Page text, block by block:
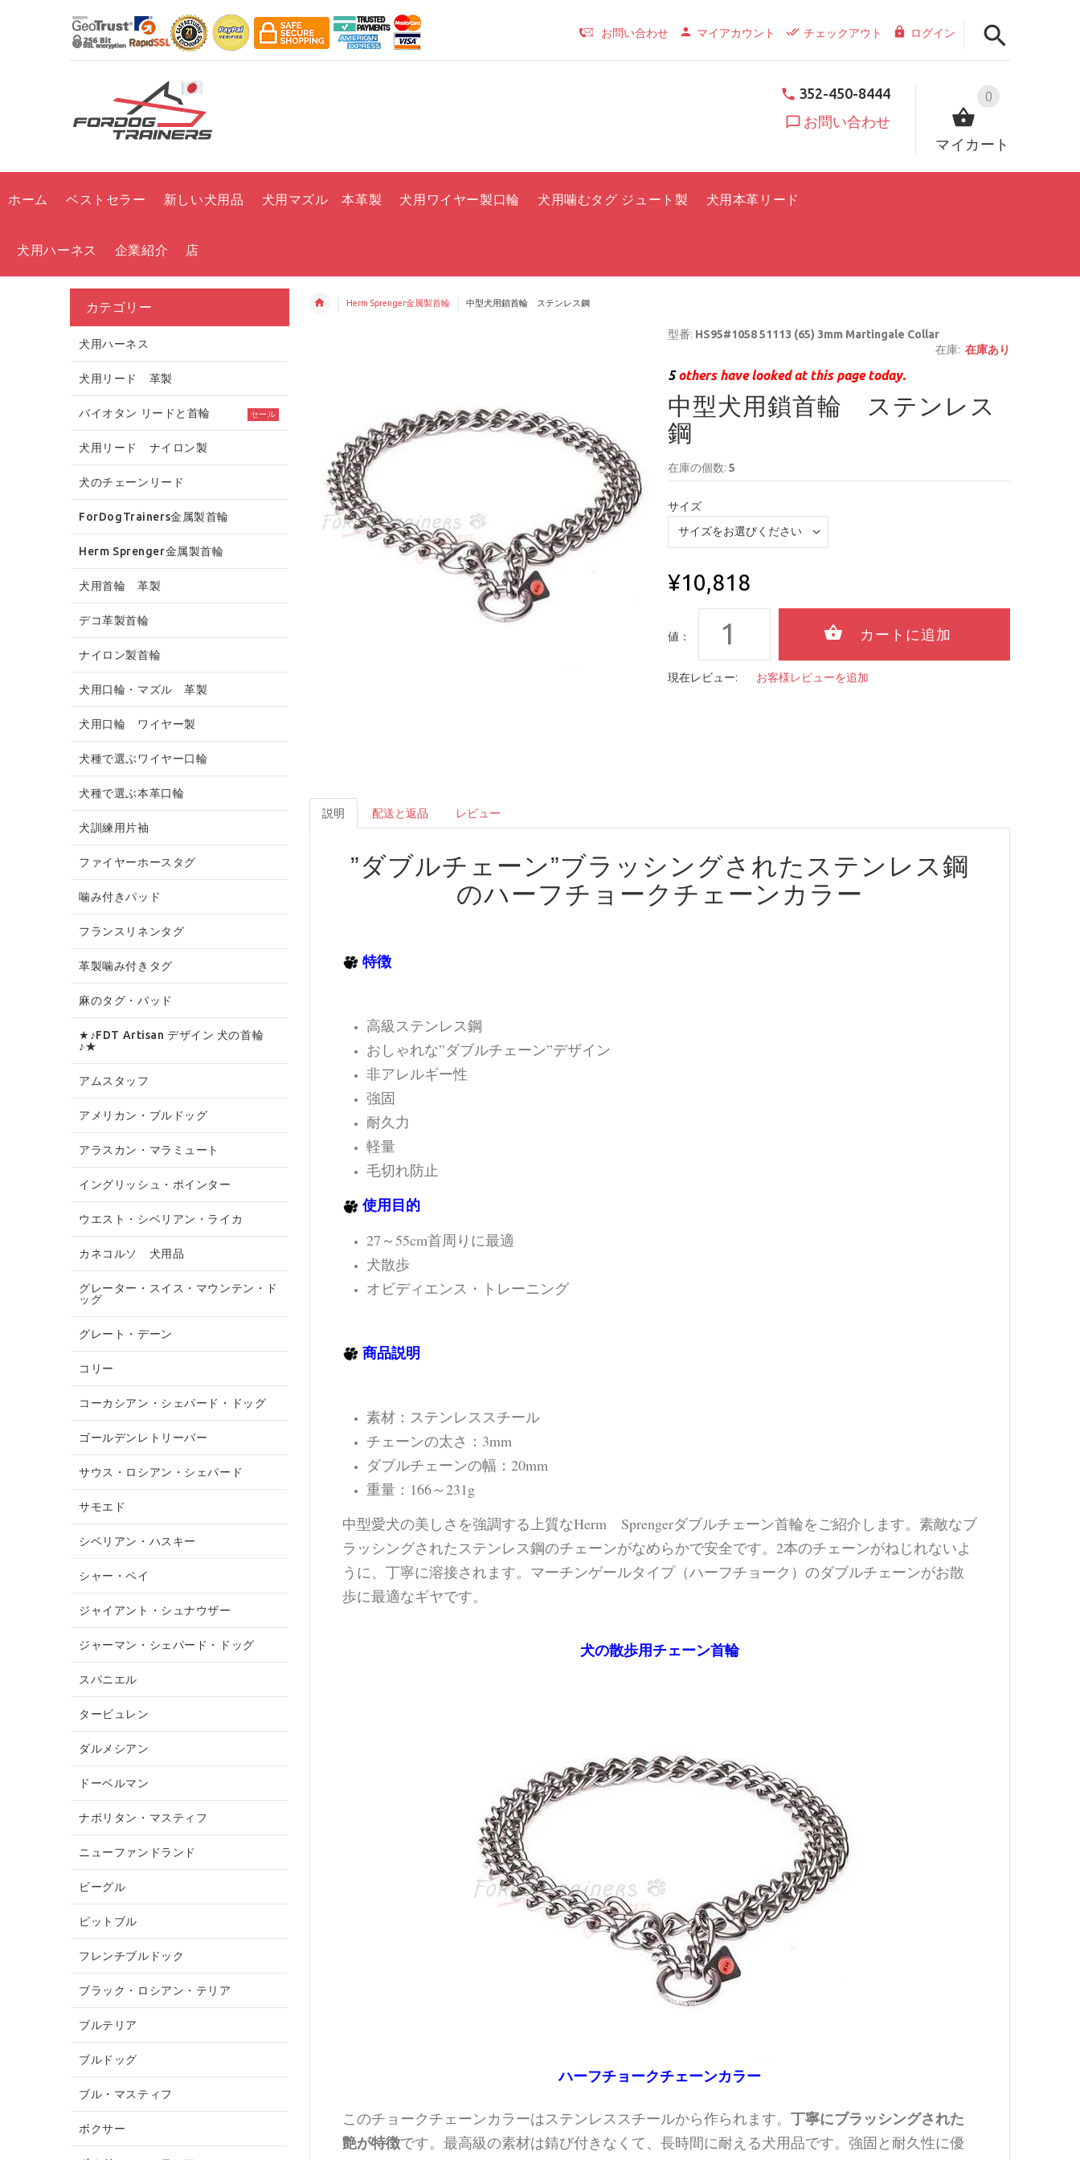
お問い合わせ マイアカウント チェックアウト ログイン
0
マイカート
352-450-8444
お問い合わせ
ホーム ベストセラー 新しい犬用品 犬用マズル 本革製 犬用ワイヤー製口輪 犬用噛むタグ ジュート製 犬用本革リード
犬用ハーネス 企業紹介 店
Herm Sprenger金属製首輪 中型犬用鎖首輪 ステンレス鋼
型番: HS95#1058 51113 (65) 3mm Martingale Collar
在庫: 在庫あり
5others have looked at this page today.
中型犬用鎖首輪 ステンレス
鋼
在庫の個数: 5
サイズ
¥10,818
値：
現在レビュー: お客様レビューを追加
説明 配送と返品 レビュー
”ダブルチェーン”ブラッシングされたステンレス鋼
のハーフチョークチェーンカラー
特徴
高級ステンレス鋼
おしゃれな”ダブルチェーン”デザイン
非アレルギー性
強固
耐久力
軽量
毛切れ防止
使用目的
27～55cm首周りに最適
犬散歩
オビディエンス・トレーニング
商品説明
素材：ステンレススチール
チェーンの太さ：3mm
ダブルチェーンの幅：20mm
重量：166～231g
中型愛犬の美しさを強調する上質なHerm Sprengerダブルチェーン首輪をご紹介します。素敵なブ
ラッシングされたステンレス鋼のチェーンがなめらかで安全です。2本のチェーンがねじれないよ
うに、丁寧に溶接されます。マーチンゲールタイプ（ハーフチョーク）のダブルチェーンがお散
歩に最適なギヤです。
犬の散歩用チェーン首輪
ハーフチョークチェーンカラー
このチョークチェーンカラーはステンレススチールから作られます。 丁寧にブラッシングされた
艶が特徴です。最高級の素材は錆び付きなくて、長時間に耐える犬用品です。強固と耐久性に優
カテゴリー
犬用ハーネス
犬用リード 革製
バイオタン リードと首輪 セール
犬用リード ナイロン製
犬のチェーンリード
ForDogTrainers金属製首輪
Herm Sprenger金属製首輪
犬用首輪 革製
デコ革製首輪
ナイロン製首輪
犬用口輪・マズル 革製
犬用口輪 ワイヤー製
犬種で選ぶワイヤー口輪
犬種で選ぶ本革口輪
犬訓練用片袖
ファイヤーホースタグ
噛み付きパッド
フランスリネンタグ
革製噛み付きタグ
麻のタグ・パッド
★♪FDT Artisan デザイン 犬の首輪
♪★
アムスタッフ
アメリカン・ブルドッグ
アラスカン・マラミュート
イングリッシュ・ポインター
ウエスト・シベリアン・ライカ
カネコルソ 犬用品
グレーター・スイス・マウンテン・ド
ッグ
グレート・デーン
コリー
コーカシアン・シェパード・ドッグ
ゴールデンレトリーバー
サウス・ロシアン・シェパード
サモエド
シベリアン・ハスキー
シャー・ペイ
ジャイアント・シュナウザー
ジャーマン・シェパード・ドッグ
スパニエル
タービュレン
ダルメシアン
ドーベルマン
ナポリタン・マスティフ
ニューファンドランド
ビーグル
ピットブル
フレンチブルドック
ブラック・ロシアン・テリア
ブルテリア
ブルドッグ
ブル・マスティフ
ボクサー